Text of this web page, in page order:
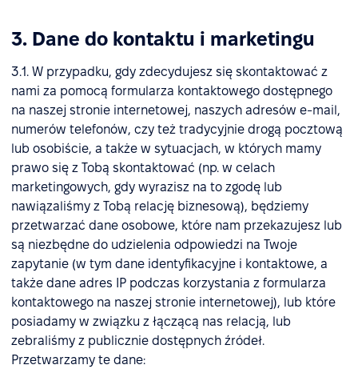
3. Dane do kontaktu i marketingu
3.1. W przypadku, gdy zdecydujesz się skontaktować z
nami za pomocą formularza kontaktowego dostępnego
na naszej stronie internetowej, naszych adresów e-mail,
numerów telefonów, czy też tradycyjnie drogą pocztową
lub osobiście, a także w sytuacjach, w których mamy
prawo się z Tobą skontaktować (np. w celach
marketingowych, gdy wyrazisz na to zgodę lub
nawiązaliśmy z Tobą relację biznesową), będziemy
przetwarzać dane osobowe, które nam przekazujesz lub
są niezbędne do udzielenia odpowiedzi na Twoje
zapytanie (w tym dane identyfikacyjne i kontaktowe, a
także dane adres IP podczas korzystania z formularza
kontaktowego na naszej stronie internetowej), lub które
posiadamy w związku z łączącą nas relacją, lub
zebraliśmy z publicznie dostępnych źródeł.
Przetwarzamy te dane: